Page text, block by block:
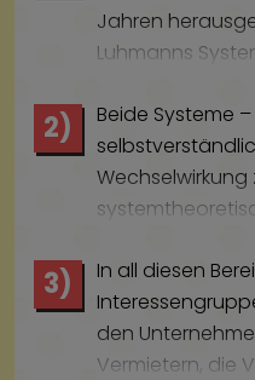
Jahren
Luhmanns
dieser
Zähne aus. Er
oder weniger
(richtigen)
ökonomischen
werden, ging er
wirtschaftliche
zu definieren.
2)
Beide Systeme
Wechselwirkung
Autonomie
eigenständigen
Teilsystemen
3)
In all diesen
den
Vermietern, die